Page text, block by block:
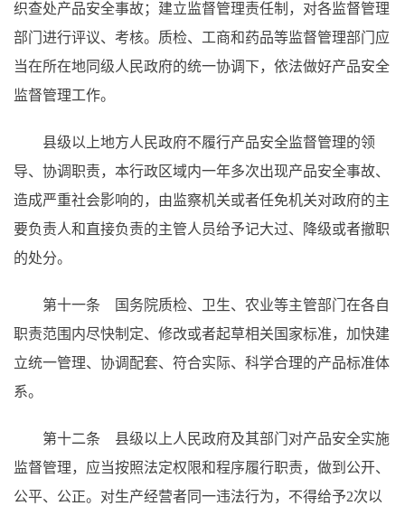
织查处产品安全事故；建立监督管理责任制，对各监督管理
部门进行评议、考核。质检、工商和药品等监督管理部门应
当在所在地同级人民政府的统一协调下，依法做好产品安全
监督管理工作。
县级以上地方人民政府不履行产品安全监督管理的领
导、协调职责，本行政区域内一年多次出现产品安全事故、
造成严重社会影响的，由监察机关或者任免机关对政府的主
要负责人和直接负责的主管人员给予记大过、降级或者撤职
的处分。
第十一条 国务院质检、卫生、农业等主管部门在各自
职责范围内尽快制定、修改或者起草相关国家标准，加快建
立统一管理、协调配套、符合实际、科学合理的产品标准体
系。
第十二条 县级以上人民政府及其部门对产品安全实施
监督管理，应当按照法定权限和程序履行职责，做到公开、
公平、公正。对生产经营者同一违法行为，不得给予2次以